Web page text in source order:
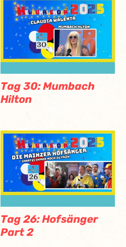
Tag 30: Mumbach
Hilton
Tag 26: Hofsänger
Part 2